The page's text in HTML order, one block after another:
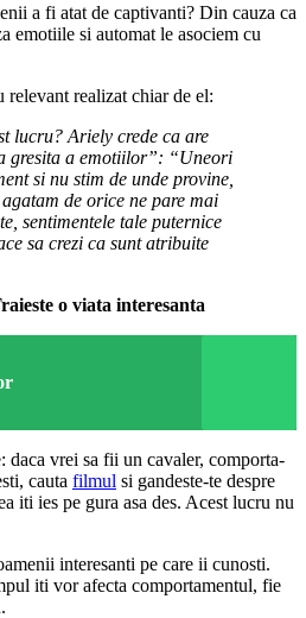
a fi atat de captivanti? Din cauza ca
emotiile si automat le asociem cu
relevant realizat chiar de el:
lucru? Ariely crede ca are
gresita a emotiilor”: “Uneori
si nu stim de unde provine,
de orice ne pare mai
sentimentele tale puternice
sa crezi ca sunt atribuite
o viata interesanta
vrei sa fii un cavaler, comporta-
cauta filmul si gandeste-te despre
iti ies pe gura asa des. Acest lucru nu
interesanti pe care ii cunosti.
iti vor afecta comportamentul, fie